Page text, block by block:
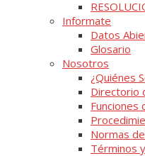
Informate
Datos
Glosario
Nosotros
¿Quiénes
Directorio
Funciones
Normas
Términos